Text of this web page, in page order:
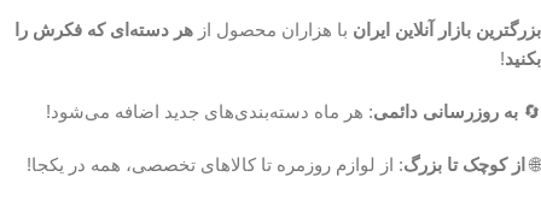
بزرگترین بازار آنلاین ایران با هزاران محصول از هر دسته‌ای که فکرش را
بکنید!
🔄 به روزرسانی دائمی: هر ماه دسته‌بندی‌های جدید اضافه می‌شود!
🌐 از کوچک تا بزرگ: از لوازم روزمره تا کالاهای تخصصی، همه در یکجا!